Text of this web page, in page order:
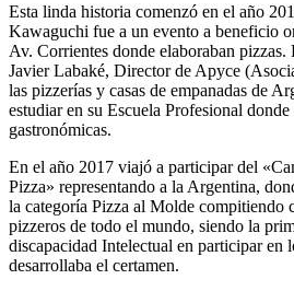
Esta linda historia comenzó en el año
Kawaguchi fue a un evento a beneficio
Av. Corrientes donde elaboraban pizzas.
Javier Labaké, Director de Apyce
las pizzerías y casas de empanadas de
estudiar en su Escuela Profesional donde
gastronómicas.
En el año 2017 viajó a participar del
Pizza» representando a la Argentina,
la categoría Pizza al Molde compitiendo
pizzeros de todo el mundo, siendo la
discapacidad Intelectual en participar en
desarrollaba el certamen.